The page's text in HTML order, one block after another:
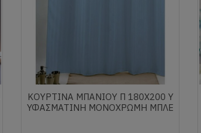
ΚΟΥΡΤΊΝΑ ΜΠΆΝΙΟΥ Π 180Χ200 Υ
ΥΦΑΣΜΆΤΙΝΗ ΜΟΝΌΧΡΩΜΗ ΜΠΛΕ